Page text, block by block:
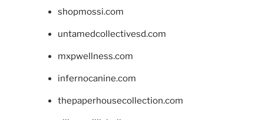
shopmossi.com
untamedcollectivesd.com
mxpwellness.com
infernocanine.com
thepaperhousecollection.com